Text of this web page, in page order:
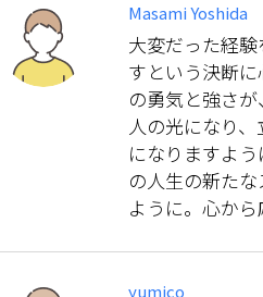
Masami Yoshida
大変だった経
すという決断
の勇気と強さ
人の光になり
になりますよ
の人生の新た
ように。心から
yumico